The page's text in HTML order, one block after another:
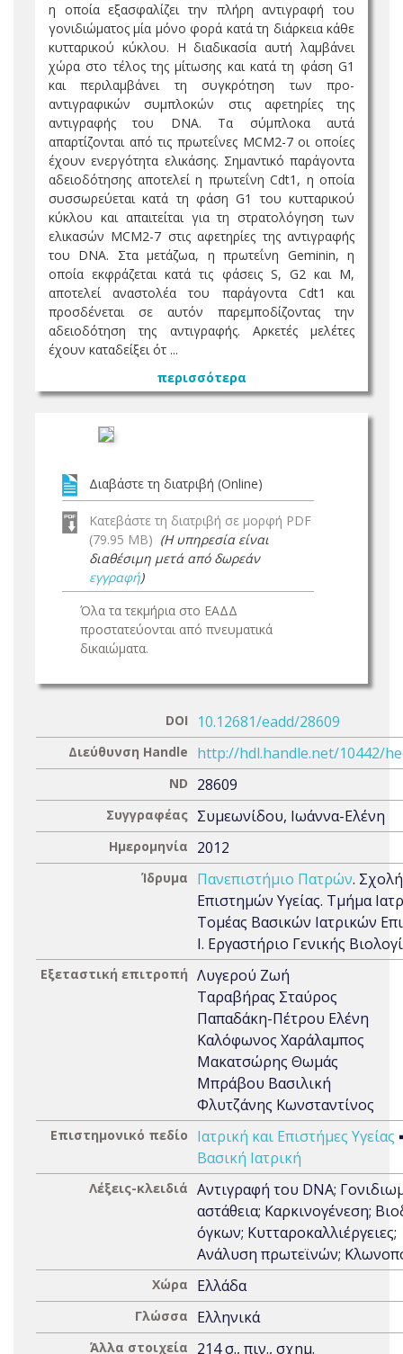
η οποία εξασφαλίζει την πλήρη αντιγραφή του
γονιδιώματος μία μόνο φορά κατά τη διάρκεια κάθε
κυτταρικού κύκλου. Η διαδικασία αυτή λαμβάνει
χώρα στο τέλος της μίτωσης και κατά τη φάση G1
και περιλαμβάνει τη συγκρότηση των προ-
αντιγραφικών συμπλοκών στις αφετηρίες της
αντιγραφής του DNA. Τα σύμπλοκα αυτά
απαρτίζονται από τις πρωτεΐνες MCM2-7 οι οποίες
έχουν ενεργότητα ελικάσης. Σημαντικό παράγοντα
αδειοδότησης αποτελεί η πρωτεΐνη Cdt1, η οποία
συσσωρεύεται κατά τη φάση G1 του κυτταρικού
κύκλου και απαιτείται για τη στρατολόγηση των
ελικασών MCM2-7 στις αφετηρίες της αντιγραφής
του DNA. Στα μετάζωα, η πρωτεΐνη Geminin, η
οποία εκφράζεται κατά τις φάσεις S, G2 και Μ,
αποτελεί αναστολέα του παράγοντα Cdt1 και
προσδένεται σε αυτόν παρεμποδίζοντας την
αδειοδότηση της αντιγραφής. Αρκετές μελέτες
έχουν καταδείξει ότ ...
περισσότερα
Διαβάστε τη διατριβή (Online)
Κατεβάστε τη διατριβή σε μορφή PDF
(79.95 MB) (Η υπηρεσία είναι
διαθέσιμη μετά από δωρεάν
εγγραφή)
Όλα τα τεκμήρια στο ΕΑΔΔ
προστατεύονται από πνευματικά
δικαιώματα.
DOI 10.12681/eadd/28609
Διεύθυνση Handle http://hdl.handle.net/10442/
ND 28609
Συγγραφέας Συμεωνίδου, Ιωάννα-Ελένη
Ημερομηνία 2012
Ίδρυμα Πανεπιστήμιο Πατρών. Σχολή
Επιστημών Υγείας. Τμήμα
Τομέας Βασικών Ιατρικών
Ι. Εργαστήριο Γενικής
Εξεταστική επιτροπή Λυγερού Ζωή
Ταραβήρας Σταύρος
Παπαδάκη-Πέτρου Ελένη
Καλόφωνος Χαράλαμπος
Μακατσώρης Θωμάς
Μπράβου Βασιλική
Φλυτζάνης Κωνσταντίνος
Επιστημονικό πεδίο Ιατρική και Επιστήμες Υγείας
Βασική Ιατρική
Λέξεις-κλειδιά Αντιγραφή του DNA;
αστάθεια; Καρκινογένεση;
όγκων; Κυτταροκαλλιέργειες;
Ανάλυση πρωτεϊνών;
Χώρα Ελλάδα
Γλώσσα Ελληνικά
Άλλα στοιχεία 214 σ., πιν., σχημ.